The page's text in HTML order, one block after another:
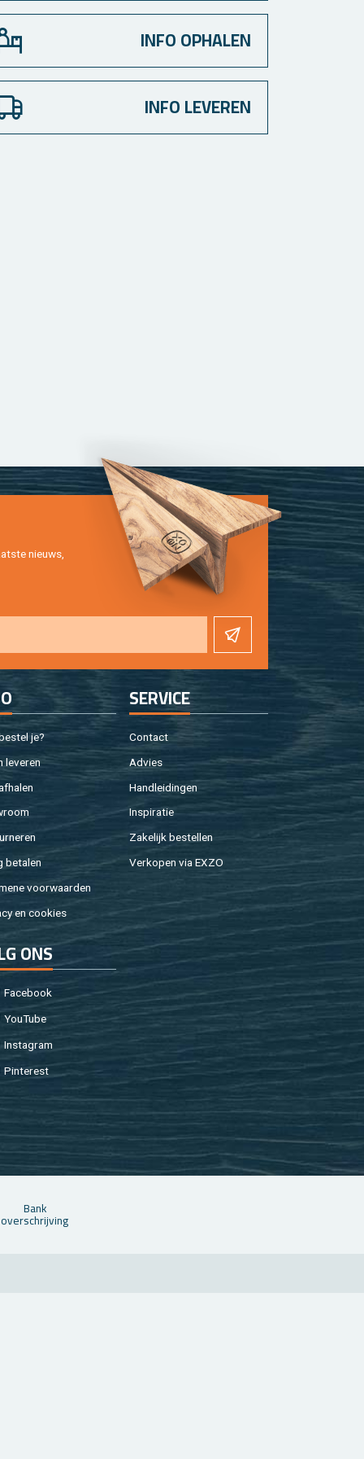
INFO OPHALEN
INFO LEVEREN
nieuws,
je?
le­ve­ren
be­ta­len
voor­waar­den
en coo­kies
SER­VI­CE
Con­tact
Ad­vies
Hand­lei­din­gen
In­spi­ra­tie
Za­ke­lijk be­stel­len
Ver­ko­pen via EXZO
ONS
Fa­cebook
You­Tu­be
In­st­agram
Pin­te­rest
Bank
over­schrij­ving